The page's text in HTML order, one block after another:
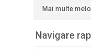
Mai multe
Navigare